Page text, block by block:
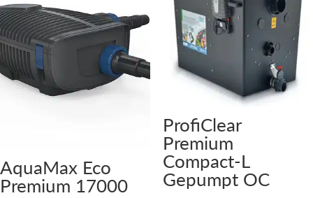
AquaMax Eco
Premium 17000
ProfiClear
Premium
Compact-L
Gepumpt OC